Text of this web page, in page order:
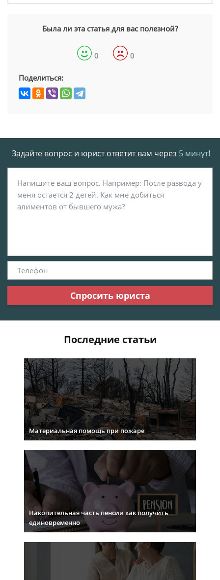
Была ли эта статья для вас полезной?
0 0
Поделиться:
Задайте вопрос и юрист ответит вам через 5 минут!
Спросить юриста
Последние статьи
Материальная помощь при пожаре
Накопительная часть пенсии как получить
единовременно